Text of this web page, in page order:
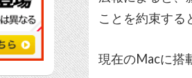
ことを約束する
現在のMacに搭